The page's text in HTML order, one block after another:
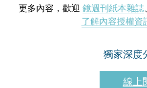
更多內容，歡迎 鏡週刊紙本雜誌、
了解內容授權資
獨家深度
線上